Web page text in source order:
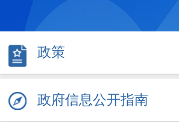
政策
政府信息公开指南